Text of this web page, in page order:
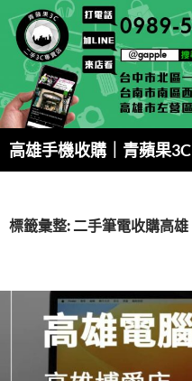
至
內
容
高雄手機收購｜青蘋果
搜
尋
標籤彙整: 二手筆電收購高雄